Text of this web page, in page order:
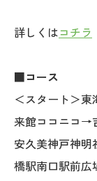
詳しくはコチラ
■コース
＜スタート＞
来館ココニコ→
安久美神戸神
橋駅南口駅前広